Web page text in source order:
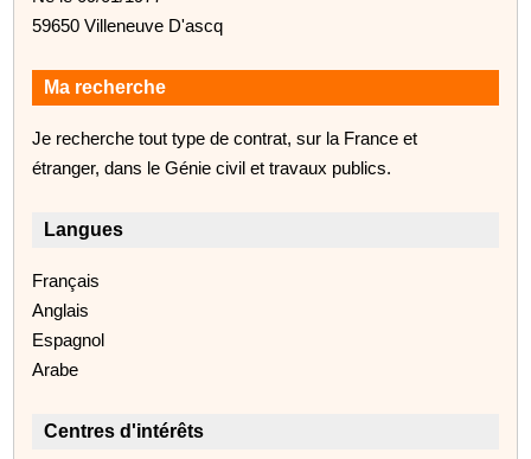
59650 Villeneuve D'ascq
Ma recherche
Je recherche tout type de contrat, sur la France et
étranger, dans le Génie civil et travaux publics.
Langues
Français
Anglais
Espagnol
Arabe
Centres d'intérêts